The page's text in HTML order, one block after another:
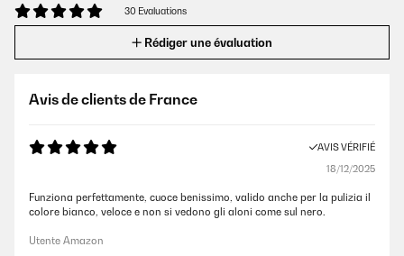
30 Evaluations
Rédiger une évaluation
Avis de clients de France
AVIS VÉRIFIÉ
18/12/2025
Funziona perfettamente, cuoce benissimo, valido anche per la pulizia il
colore bianco, veloce e non si vedono gli aloni come sul nero.
Utente Amazon